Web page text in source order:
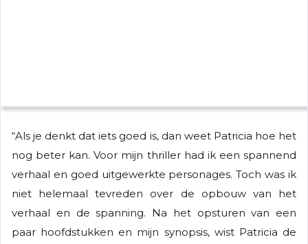
“Als je denkt dat iets goed is, dan weet Patricia hoe het
nog beter kan. Voor mijn thriller had ik een spannend
verhaal en goed uitgewerkte personages. Toch was ik
niet helemaal tevreden over de opbouw van het
verhaal en de spanning. Na het opsturen van een
paar hoofdstukken en mijn synopsis, wist Patricia de